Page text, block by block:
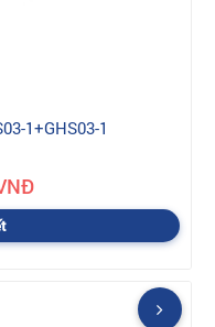
1+GHS03-1